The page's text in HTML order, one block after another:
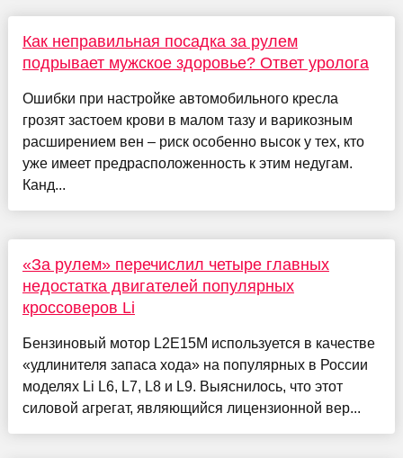
Как неправильная посадка за рулем
подрывает мужское здоровье? Ответ уролога
Ошибки при настройке автомобильного кресла
грозят застоем крови в малом тазу и варикозным
расширением вен – риск особенно высок у тех, кто
уже имеет предрасположенность к этим недугам.
Канд...
«За рулем» перечислил четыре главных
недостатка двигателей популярных
кроссоверов Li
Бензиновый мотор L2E15M используется в качестве
«удлинителя запаса хода» на популярных в России
моделях Li L6, L7, L8 и L9. Выяснилось, что этот
силовой агрегат, являющийся лицензионной вер...